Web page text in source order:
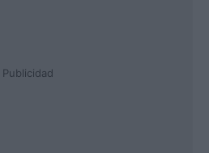
Publicidad